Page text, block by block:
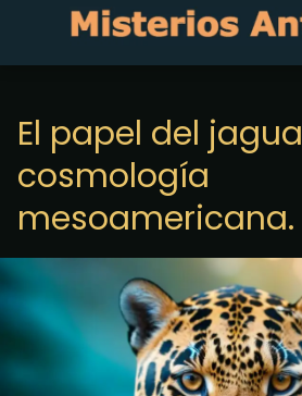
El papel del
cosmología
mesoamericana.